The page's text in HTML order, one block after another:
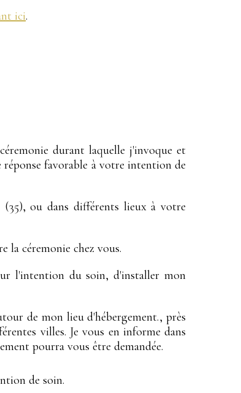
ici.
durant laquelle j'invoque et
favorable à votre intention de
ou dans différents lieux à votre
la céremonie chez vous.
l'intention du soin, d'installer mon
de mon lieu d'hébergement., près
villes. Je vous en informe dans
pourra vous être demandée.
de soin.